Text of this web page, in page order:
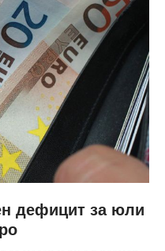
дефицит за юли